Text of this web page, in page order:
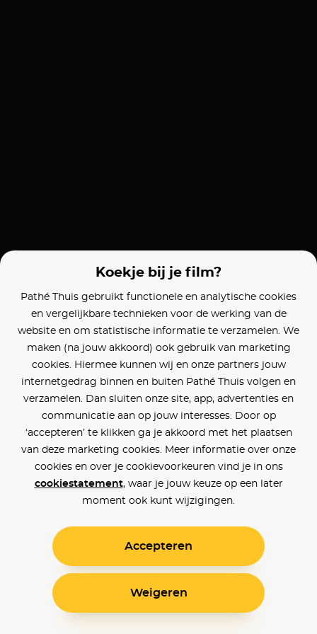
Koekje bij je film?
Pathé Thuis gebruikt functionele en analytische cookies
en vergelijkbare technieken voor de werking van de
website en om statistische informatie te verzamelen. We
maken (na jouw akkoord) ook gebruik van marketing
cookies. Hiermee kunnen wij en onze partners jouw
internetgedrag binnen en buiten Pathé Thuis volgen en
verzamelen. Dan sluiten onze site, app, advertenties en
communicatie aan op jouw interesses. Door op
‘accepteren’ te klikken ga je akkoord met het plaatsen
van deze marketing cookies. Meer informatie over onze
cookies en over je cookievoorkeuren vind je in ons
cookiestatement, waar je jouw keuze op een later
moment ook kunt wijzigingen.
Accepteren
Weigeren